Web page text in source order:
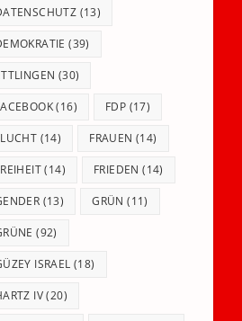
(13)
(39)
(30)
(16) FDP (17)
(14) FRAUEN (14)
(14) FRIEDEN (14)
(13) GRÜN (11)
(92)
ISRAEL (18)
IV(20)